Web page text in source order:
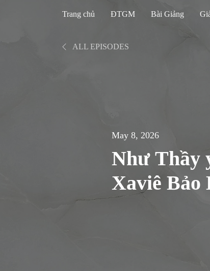
Trang chủ ĐTGM Bài Giảng
ALL EPISODES
May 8, 2026
Như Thầy
Xaviê Bảo